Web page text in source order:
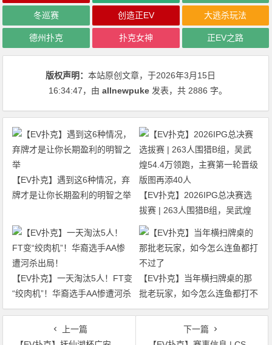
冬巡赛 创造正EV 大逃杀玩法
德州扑克 扑克女神 正EV之路
版权声明：本站原创文章，于2026年3月15日
16:34:47，由allnewpuke 发表，共 2886 字。
【EV扑克】遇到这6种情况，弃
牌才是让你长期盈利的明智之举
【EV扑克】2026IPG总决赛选
拔赛 | 263人围猎B组，吴武煌
54.4万领跑，主赛第一轮晋级版
【EV扑克】一天淘汰5人！FT变
“绞肉机”！华裔选手AA惨遭河杀
出局！
【EV扑克】当年横扫牌桌的那
批老玩家，如今怎么连鱼都打不
过了
上一篇
下一篇